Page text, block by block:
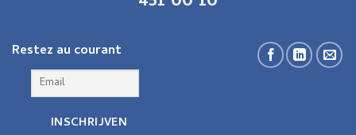
Restez au courant